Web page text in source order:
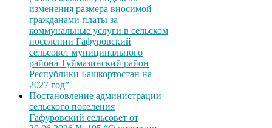
изменения размера вносимой
гражданами платы за
коммунальные услуги в сельском
поселении Гафуровский
сельсовет муниципального
района Туймазинский район
Республики Башкортостан на
2027 год”
Постановление администрации
сельского поселения
Гафуровский сельсовет от